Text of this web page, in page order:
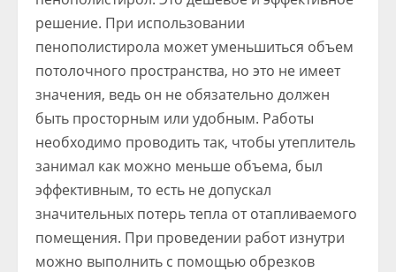
решение. При использовании
пенополистирола может уменьшиться объем
потолочного пространства, но это не имеет
значения, ведь он не обязательно должен
быть просторным или удобным. Работы
необходимо проводить так, чтобы утеплитель
занимал как можно меньше объема, был
эффективным, то есть не допускал
значительных потерь тепла от отапливаемого
помещения. При проведении работ изнутри
можно выполнить с помощью обрезков